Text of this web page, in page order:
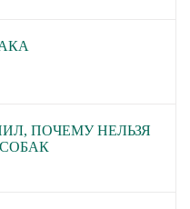
ПОЧЕМУ НЕЛЬЗЯ